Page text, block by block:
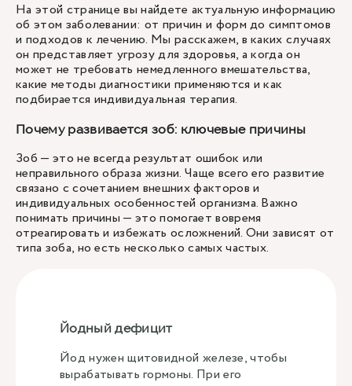
На этой странице вы найдете актуальную информацию
об этом заболевании: от причин и форм до симптомов
и подходов к лечению. Мы расскажем, в каких случаях
он представляет угрозу для здоровья, а когда он
может не требовать немедленного вмешательства,
какие методы диагностики применяются и как
подбирается индивидуальная терапия.
Почему развивается зоб: ключевые причины
Зоб — это не всегда результат ошибок или
неправильного образа жизни. Чаще всего его развитие
связано с сочетанием внешних факторов и
индивидуальных особенностей организма. Важно
понимать причины — это помогает вовремя
отреагировать и избежать осложнений. Они зависят от
типа зоба, но есть несколько самых частых.
Йодный дефицит
Йод нужен щитовидной железе, чтобы
вырабатывать гормоны. При его